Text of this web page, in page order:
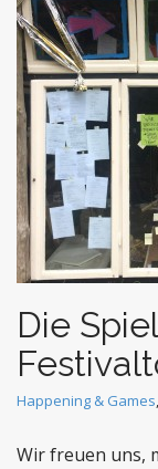
t
Die
Happening & Games,
Wir freuen uns,